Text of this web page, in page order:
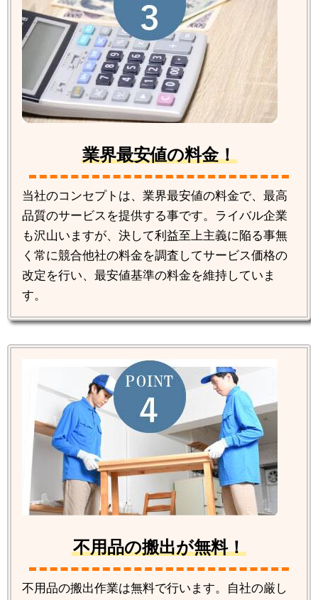
業界最安値の料金！
当社のコンセプトは、業界最安値の料金で、最高
品質のサービスを提供する事です。ライバル企業
も沢山いますが、決して利益至上主義に陥る事無
く常に競合他社の料金を調査してサービス価格の
改定を行い、最安値基準の料金を維持していま
す。
不用品の搬出が無料！
不用品の搬出作業は無料で行います。自社の厳し